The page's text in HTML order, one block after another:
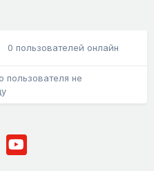
0 пользователей онлайн
пользователя не